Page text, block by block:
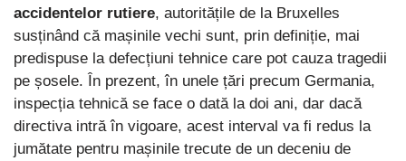
accidentelor rutiere, autoritățile de la Bruxelles
susținând că mașinile vechi sunt, prin definiție, mai
predispuse la defecțiuni tehnice care pot cauza tragedii
pe șosele. În prezent, în unele țări precum Germania,
inspecția tehnică se face o dată la doi ani, dar dacă
directiva intră în vigoare, acest interval va fi redus la
jumătate pentru mașinile trecute de un deceniu de